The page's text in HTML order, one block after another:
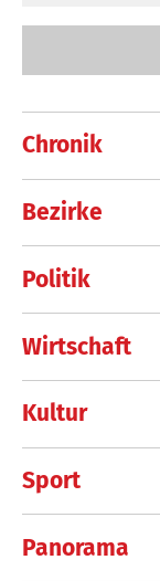
Chronik
Bezirke
Politik
Wirtschaft
Kultur
Sport
Panorama